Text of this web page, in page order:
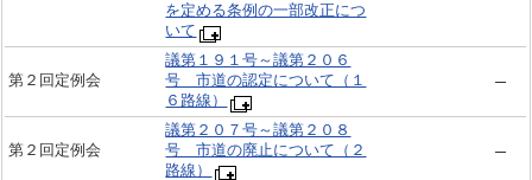
を定める条例の一部改正につ
いて
第２回定例会
議第１９１号～議第２０６
号 市道の認定について（１
６路線）
第２回定例会
議第２０７号～議第２０８
号 市道の廃止について（２
路線）